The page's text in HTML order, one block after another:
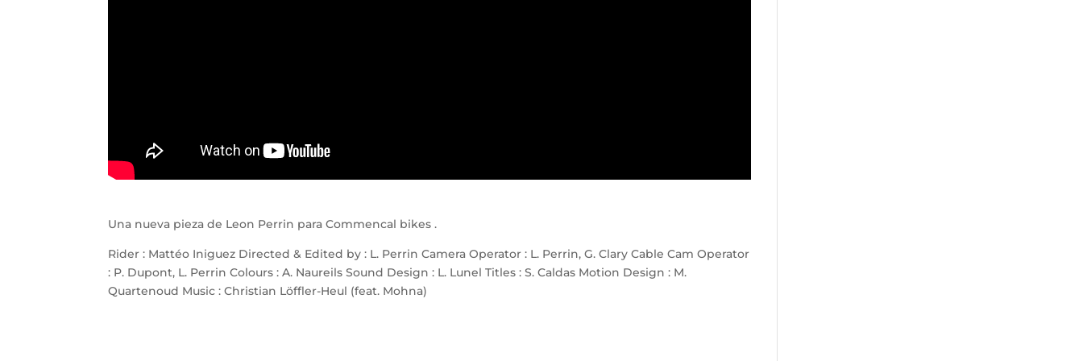
Una nueva pieza de Leon Perrin para Commencal bikes .
Rider : Mattéo Iniguez Directed & Edited by : L. Perrin Camera Operator : L. Perrin, G. Clary Cable Cam Operator
: P. Dupont, L. Perrin Colours : A. Naureils Sound Design : L. Lunel Titles : S. Caldas Motion Design : M.
Quartenoud Music : Christian Löffler-Heul (feat. Mohna)